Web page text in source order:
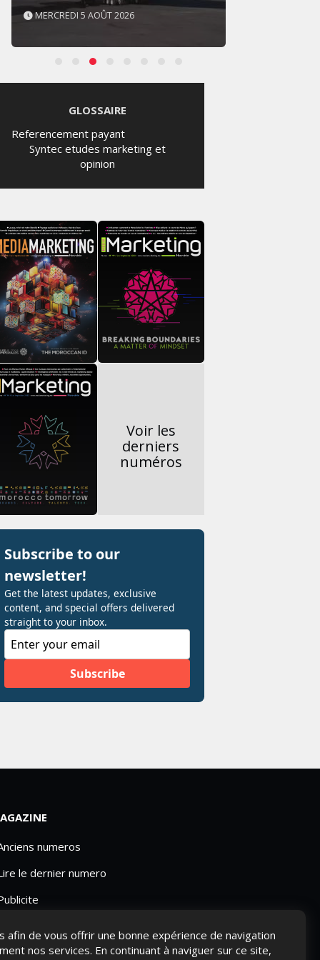
MERCREDI 5 AOÛT 2026
GLOSSAIRE
Referencement payant
Syntec etudes marketing et
opinion
Voir les
derniers
numéros
afin de vous offrir une bonne expérience de navigation
nos services. En continuant à naviguer sur ce site,
numeros
le dernier numero